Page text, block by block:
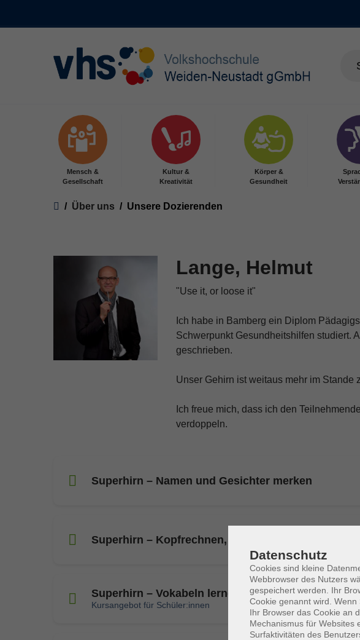
Mensch &
Gesellschaft
Kultur &
Kreativität
Körper &
Gesundheit
You are here:
Über uns Unsere Dozierenden
Lange, Helmut
"Use it, or loose it"
Ich habe in Bamberg ein Diplom
Schwerpunkt Gesundheitshilfen studiert.
geschrieben.
Unser Gehirn ist weitaus mehr im
Ich freue mich, dass ich den
verdoppeln.
Superhirn – Namen und Gesichter merken
Superhirn – Kopfrechnen, schneller als mit dem
Superhirn – Vokabeln lernen im Sekundentakt
Kursangebot für Schüler:innen
Datenschutz
Cookies sind kleine
Webbrowser des Nutzers
gespeichert werden. Ihr
Cookie genannt wird.
Ihr Browser das Cookie an
Mechanismus für Websites
Surfaktivitäten des